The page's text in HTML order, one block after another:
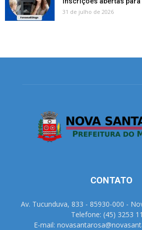
31 de julho de 2026
CONTATO
Av. Tucunduva, 833 - 85930-000 -
Telefone: (45) 3253
E-mail: